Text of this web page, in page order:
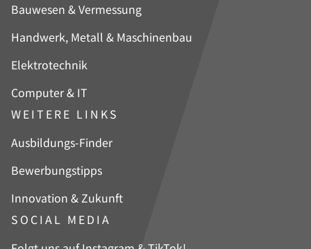
Bauwesen & Vermessung
Handwerk, Metall & Maschinenbau
Elektrotechnik
Computer & IT
WEITERE LINKS
Navigation
Ausbildungs-Finder
Bewerbungstipps
Innovation & Zukunft
SOCIAL MEDIA